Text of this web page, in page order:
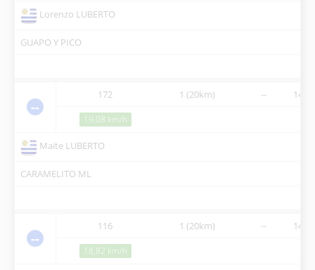
Lorenzo LUBERTO
GUAPO Y PICO
--
172 1 (20km) --
19,08 km/h
Maite LUBERTO
CARAMELITO ML
--
116 1 (20km) --
18,82 km/h